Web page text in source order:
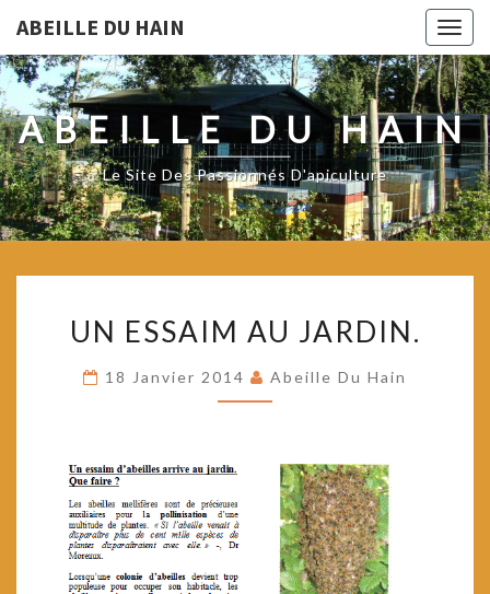
ABEILLE DU HAIN
ABEILLE DU HAIN
Le Site Des Passionnés D'apiculture
ESSAIM
AU
JARDIN.
UN ESSAIM AU JARDIN.
18 Janvier 2014 Abeille Du Hain